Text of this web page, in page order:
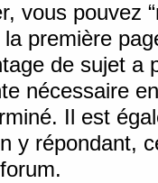
vous pouvez
première
de sujet a
nécessaire
Il est
y répondant,